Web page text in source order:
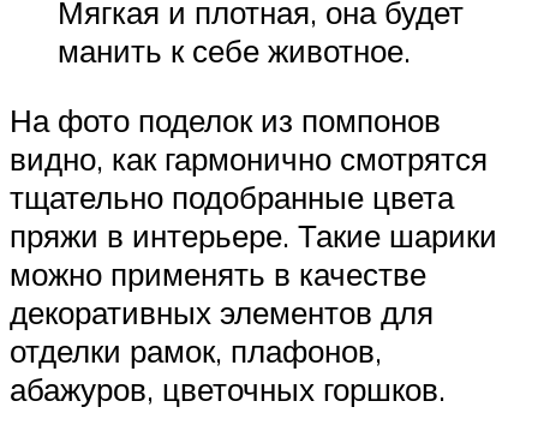
Мягкая и плотная, она будет
манить к себе животное.
На фото поделок из помпонов
видно, как гармонично смотрятся
тщательно подобранные цвета
пряжи в интерьере. Такие шарики
можно применять в качестве
декоративных элементов для
отделки рамок, плафонов,
абажуров, цветочных горшков.